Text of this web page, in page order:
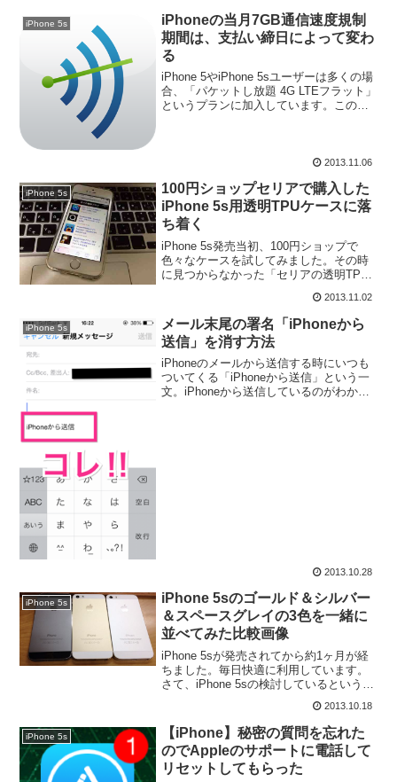
iPhone 5s
iPhoneの当月7GB通信速度規制
期間は、支払い締日によって変わ
る
iPhone 5やiPhone 5sユーザーは多くの場
合、「パケットし放題 4G LTEフラット」
というプランに加入しています。このプ
2013.11.06
iPhone 5s
100円ショップセリアで購入した
iPhone 5s用透明TPUケースに落
ち着く
iPhone 5s発売当初、100円ショップで
色々なケースを試してみました。その時
に見つからなかった「セリアの透明TPU
してみました。iPhone 4sの時にはこのシ
リーズを利用していたので、結局これに
落...
2013.11.02
iPhone 5s
メール末尾の署名「iPhoneから
送信」を消す方法
iPhoneのメールから送信する時にいつも
ついてくる「iPhoneから送信」という一
文。iPhoneから送信しているのがわかっ
2013.10.28
iPhone 5s
iPhone 5sのゴールド＆シルバー
＆スペースグレイの3色を一緒に
並べてみた比較画像
iPhone 5sが発売されてから約1ヶ月が経
ちました。毎日快適に利用しています。
さて、iPhone 5sの検討しているという方
た目です。店頭では意外にも3色そろって
いる事は少ないです。1色しか無い事も
あ...
2013.10.18
iPhone 5s
【iPhone】秘密の質問を忘れた
のでAppleのサポートに電話して
リセットしてもらった